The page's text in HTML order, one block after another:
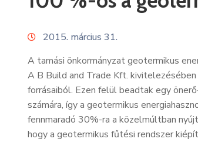
2015. március 31.
A tamási önkormányzat geotermikus
A B Build and Trade Kft.
forrásaiból. Ezen felül beadtak egy
számára, így a geotermikus
fennmaradó 30%-ra a közelmúltban
hogy a geotermikus fűtési rendszer